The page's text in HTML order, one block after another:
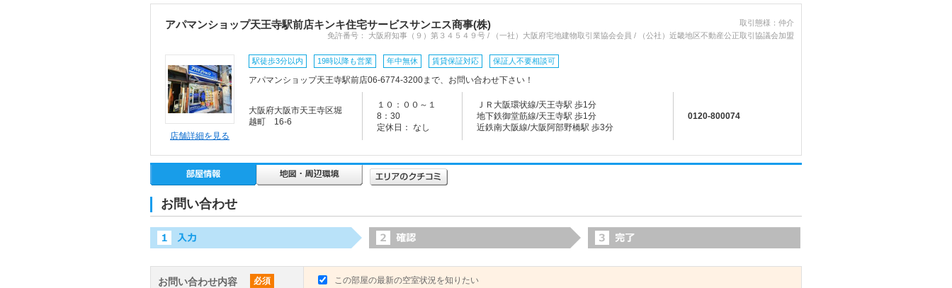
アパマンショップ天王寺駅前店キンキ住宅サービスサンエス商事(株)
取引態様：仲介
免許番号： 大阪府知事（９）第３４５４９号 / （一社）大阪府宅地建物取引業協会会員 / （公社）近畿地区不動産公正取引協議会加盟
店舗詳細を見る
駅徒歩3分以内 19時以降も営業 年中無休 賃貸保証対応 保証人不要相談可
アパマンショップ天王寺駅前店06-6774-3200まで、お問い合わせ下さい！
大阪府大阪市天王寺区堀
越町 16-6
１０：００～１
8：30
定休日： なし
ＪＲ大阪環状線/天王寺駅 歩1分
地下鉄御堂筋線/天王寺駅 歩1分
近鉄南大阪線/大阪阿部野橋駅 歩3分
0120-800074
お問い合わせ
お問い合わせ内容 必須
この部屋の最新の空室状況を知りたい